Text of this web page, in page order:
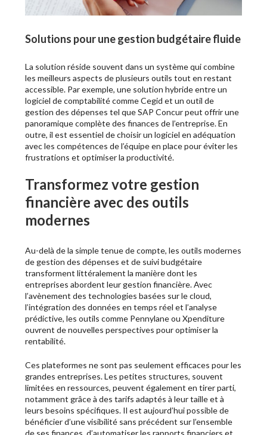
Solutions pour une gestion budgétaire fluide
La solution réside souvent dans un système qui combine
les meilleurs aspects de plusieurs outils tout en restant
accessible. Par exemple, une solution hybride entre un
logiciel de comptabilité comme Cegid et un outil de
gestion des dépenses tel que SAP Concur peut offrir une
panoramique complète des finances de l’entreprise. En
outre, il est essentiel de choisir un logiciel en adéquation
avec les compétences de l’équipe en place pour éviter les
frustrations et optimiser la productivité.
Transformez votre gestion
financière avec des outils
modernes
Au-delà de la simple tenue de compte, les outils modernes
de gestion des dépenses et de suivi budgétaire
transforment littéralement la manière dont les
entreprises abordent leur gestion financière. Avec
l’avènement des technologies basées sur le cloud,
l’intégration des données en temps réel et l’analyse
prédictive, les outils comme Pennylane ou Xpenditure
ouvrent de nouvelles perspectives pour optimiser la
rentabilité.
Ces plateformes ne sont pas seulement efficaces pour les
grandes entreprises. Les petites structures, souvent
limitées en ressources, peuvent également en tirer parti,
notamment grâce à des tarifs adaptés à leur taille et à
leurs besoins spécifiques. Il est aujourd’hui possible de
bénéficier d’une visibilité sans précédent sur l’ensemble
de ses finances, d’automatiser les rapports financiers et